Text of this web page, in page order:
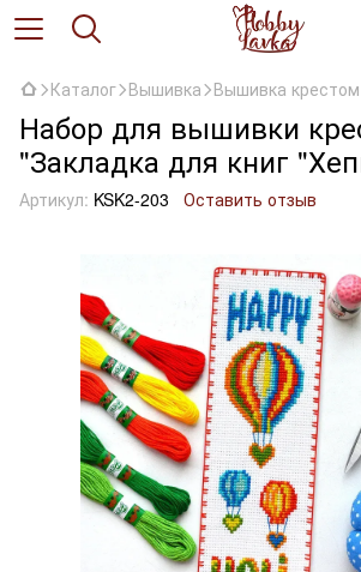
Каталог Вышивка Вышивка крестом
Набор для вышивки
"Закладка для книг
Артикул: KSK2-203 Оставить отзыв